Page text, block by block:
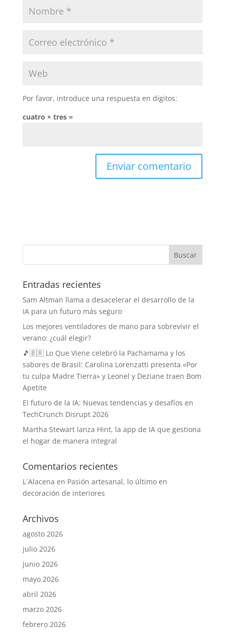
Por favor, introduce una respuesta en dígitos:
cuatro × tres =
Entradas recientes
Sam Altman llama a desacelerar el desarrollo de la
IA para un futuro más seguro
Los mejores ventiladores de mano para sobrevivir el
verano: ¿cuál elegir?
🎵🇧🇷 Lo Que Viene celebró la Pachamama y los
sabores de Brasil: Carolina Lorenzatti presenta «Por
tu culpa Madre Tierra» y Leonel y Deziane traen Bom
Apetite
El futuro de la IA: Nuevas tendencias y desafíos en
TechCrunch Disrupt 2026
Martha Stewart lanza Hint, la app de IA que gestiona
el hogar de manera integral
Comentarios recientes
L´Alacena en Pasión artesanal, lo último en
decoración de interiores
Archivos
agosto 2026
julio 2026
junio 2026
mayo 2026
abril 2026
marzo 2026
febrero 2026